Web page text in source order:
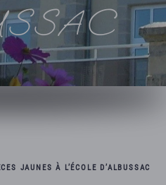
JAUNES À L’ÉCOLE D’ALBUSSAC